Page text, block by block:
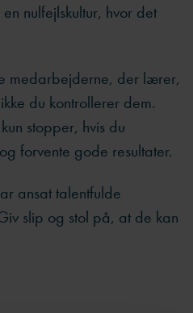
nulfejlskultur, hvor det
medarbejderne, der lærer,
du kontrollerer dem.
stopper, hvis du
forvente gode resultater.
ansat talentfulde
slip og stol på, at de kan